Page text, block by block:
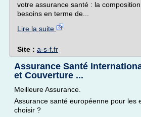
votre assurance santé : la
besoins en terme de...
Lire la suite
Site : a-s-f.fr
Assurance Santé
et Couverture ...
Meilleure Assurance.
Assurance santé européenne pour les
choisir ?